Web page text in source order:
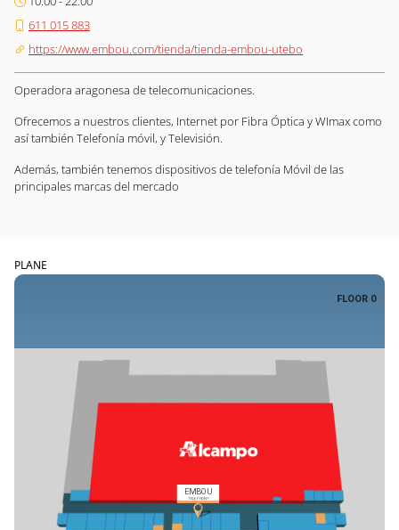
611 015 883
https://www.embou.com/tienda/tienda-embou-utebo
Operadora aragonesa de telecomunicaciones.
Ofrecemos a nuestros clientes, Internet por Fibra Óptica y WImax como
así también Telefonía móvil, y Televisión.
Además, también tenemos dispositivos de telefonía Móvil de las
principales marcas del mercado
PLANE